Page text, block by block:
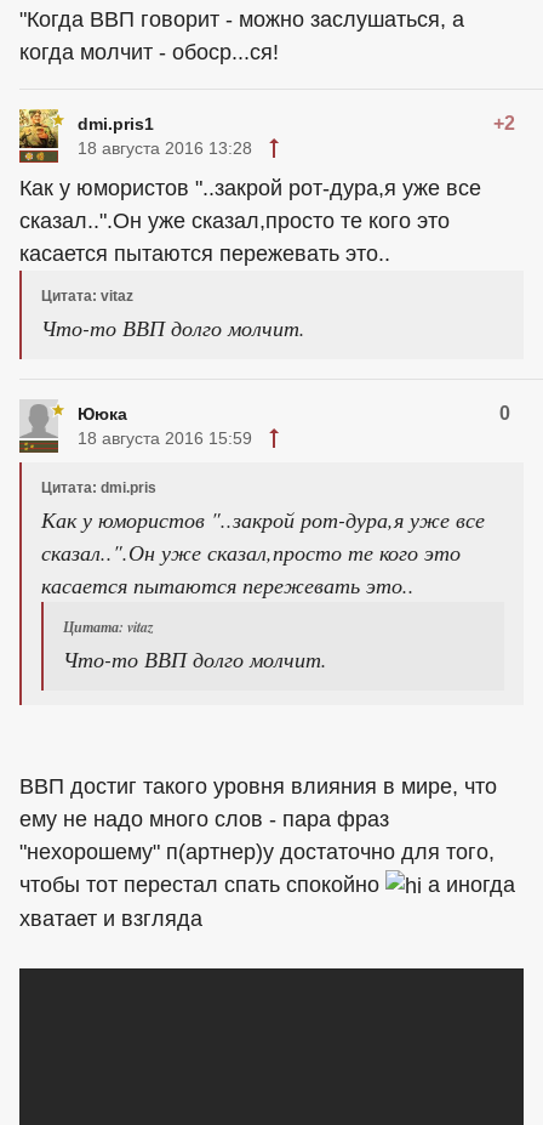
"Когда ВВП говорит - можно заслушаться, а
когда молчит - обоср...ся!
dmi.pris1 +2
18 августа 2016 13:28
Как у юмористов "..закрой рот-дура,я уже все
сказал..".Он уже сказал,просто те кого это
касается пытаются пережевать это..
Цитата: vitaz
Что-то ВВП долго молчит.
Ююка 0
18 августа 2016 15:59
Цитата: dmi.pris
Как у юмористов "..закрой рот-дура,я уже все
сказал..".Он уже сказал,просто те кого это
касается пытаются пережевать это..
Цитата: vitaz
Что-то ВВП долго молчит.
ВВП достиг такого уровня влияния в мире, что
ему не надо много слов - пара фраз
"нехорошему" п(артнер)у достаточно для того,
чтобы тот перестал спать спокойно
а иногда
хватает и взгляда